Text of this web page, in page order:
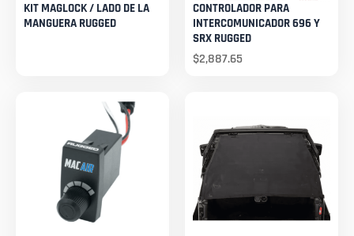
KIT MAGLOCK / LADO DE LA
MANGUERA RUGGED
CONTROLADOR PARA
INTERCOMUNICADOR 696 Y
SRX RUGGED
$2,887.65